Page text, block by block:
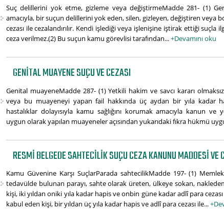
Suç delillerini yok etme, gizleme veya değiştirmeMadde 281- (1)
amacıyla, bir suçun delillerini yok eden, silen, gizleyen, değiştiren veya
cezası ile cezalandırılır. Kendi işlediği veya işlenişine iştirak ettiği
ceza verilmez.(2) Bu suçun kamu görevlisi tarafından...+Devamını oku
GENITAL MUAYENE SUÇU VE CEZASI
Genital muayeneMadde 287- (1) Yetkili hakim ve savcı kararı
veya bu muayeneyi yapan fail hakkında üç aydan bir yıla kadar
hastalıklar dolayısıyla kamu sağlığını korumak amacıyla kanun
uygun olarak yapılan muayeneler açısından yukarıdaki fıkra hükmü
RESMI BELGEDE SAHTECILIK SUÇU CEZA KANUNU MADDESI VE
Kamu Güvenine Karşı SuçlarParada sahtecilikMadde 197- (1)
tedavülde bulunan parayı, sahte olarak üreten, ülkeye sokan,
kişi, iki yıldan oniki yıla kadar hapis ve onbin güne kadar adlî para cezası
kabul eden kişi, bir yıldan üç yıla kadar hapis ve adlî para cezası ile...